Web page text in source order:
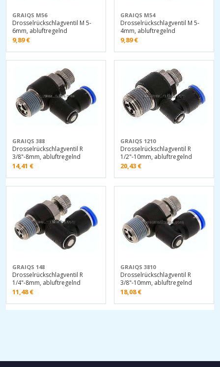
GRAIQS M56
Drosselrückschlagventil M 5-
6mm, abluftregelnd
9,89€
GRAIQS M54
Drosselrückschlagventil M 5-
4mm, abluftregelnd
9,89€
GRAIQS 388
Drosselrückschlagventil R
3/8"-8mm, abluftregelnd
14,41 €
GRAIQS 1210
Drosselrückschlagventil R
1/2"-10mm, abluftregelnd
20,43 €
GRAIQS 148
Drosselrückschlagventil R
1/4"-8mm, abluftregelnd
11,48€
GRAIQS 3810
Drosselrückschlagventil R
3/8"-10mm, abluftregelnd
18,08€